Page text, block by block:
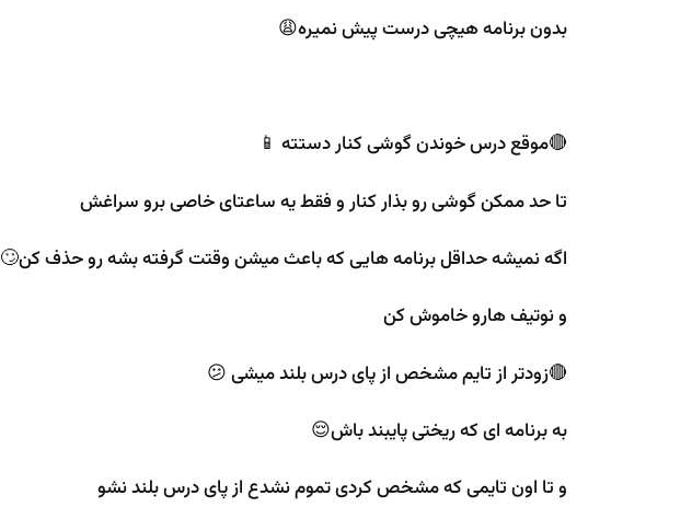
بدون برنامه هیچی درست پیش نمیره😩
🔴موقع درس خوندن گوشی کنار دستته 📱
تا حد ممکن گوشی رو بذار کنار و فقط یه ساعتای خاصی برو سراغش
اگه نمیشه حداقل برنامه هایی که باعث میشن وقتت گرفته بشه رو حذف کن🙄
و نوتیف هارو خاموش کن
🔴زودتر از تایم مشخص از پای درس بلند میشی 😕
به برنامه ای که ریختی پایبند باش😌
و تا اون تایمی که مشخص کردی تموم نشدع از پای درس بلند نشو